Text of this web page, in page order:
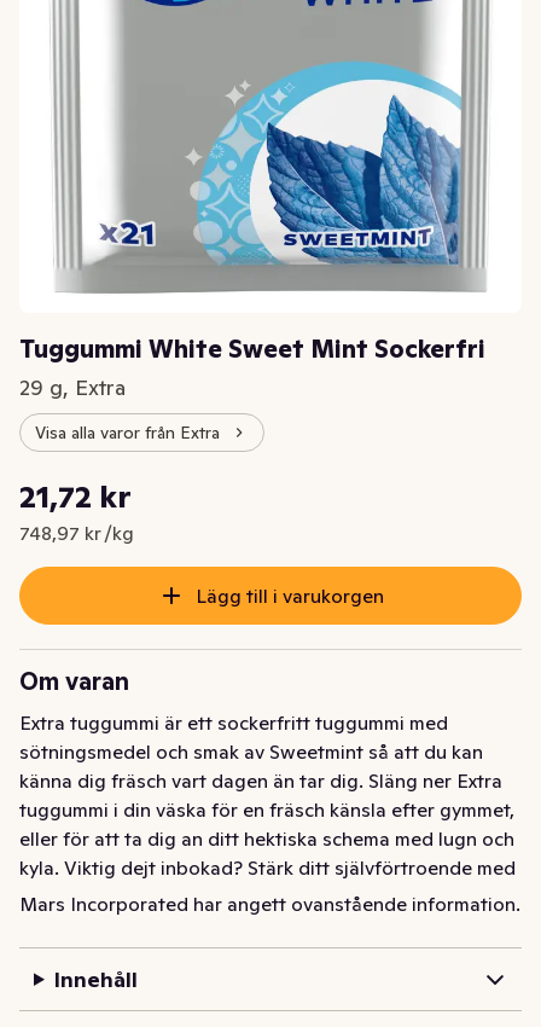
Tuggummi White Sweet Mint Sockerfri
29 g, Extra
Visa alla varor från Extra
Nuvarande pris är: 21,72 kr
21,72 kr
748,97 kr /kg
Styckpris: 748,97 kr /kg
Lägg till i varukorgen
Om varan
Extra tuggummi är ett sockerfritt tuggummi med
sötningsmedel och smak av Sweetmint så att du kan
känna dig fräsch vart dagen än tar dig. Släng ner Extra
tuggummi i din väska för en fräsch känsla efter gymmet,
eller för att ta dig an ditt hektiska schema med lugn och
kyla. Viktig dejt inbokad? Stärk ditt självförtroende med
Extra tuggummi, eller imponera på din dejt genom att
är bra för tandhälsan eftersom det hjälper till att
neutralisera placksyror. Den här påsen med Extra White
Sweetmint tuggummi innehåller 21 enskilda
Mars Incorporated har angett ovanstående information.
Innehåll